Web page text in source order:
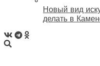
Новый вид
делать в